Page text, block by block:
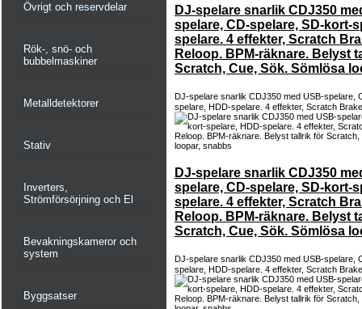
Övrigt och reservdelar
Rök-, snö- och
bubbelmaskiner
Metalldetektorer
Stativ
Inverters,
Strömförsörjning och El
Bevakningskameror och
system
Byggsatser
DJ-spelare snarlik CDJ350
spelare, CD-spelare, SD-kort-
spelare. 4 effekter, Scratch
Reloop. BPM-räknare. Belyst
Scratch, Cue, Sök. Sömlösa
DJ-spelare snarlik CDJ350 med USB-spelare,
spelare, HDD-spelare. 4 effekter, Scratch
DJ-spelare snarlik CDJ350
spelare, CD-spelare, SD-kort-
spelare. 4 effekter, Scratch
Reloop. BPM-räknare. Belyst
Scratch, Cue, Sök. Sömlösa
DJ-spelare snarlik CDJ350 med USB-spelare,
spelare, HDD-spelare. 4 effekter, Scratch